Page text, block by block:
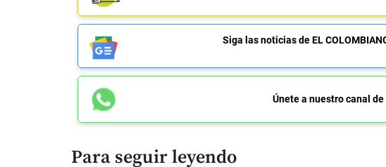
Siga las noticias de EL
Únete a nuestro canal
Para seguir leyendo